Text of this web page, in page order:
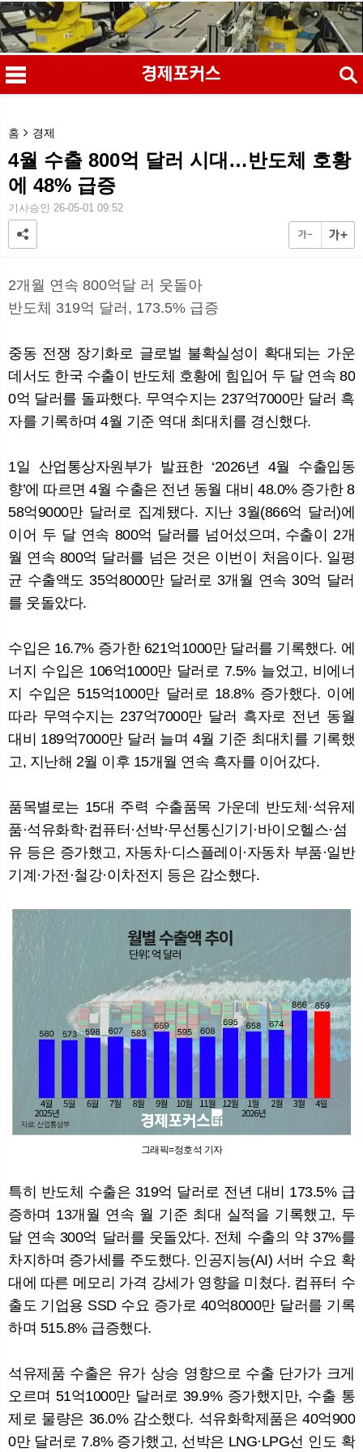
메
홈 경제
4월 수출 800억 달러 시대…반도체 호황
에 48% 급증
기사승인 26-05-01 09:52
2개월 연속 800억달 러 웃돌아
반도체 319억 달러, 173.5% 급증
중동 전쟁 장기화로 글로벌 불확실성이 확대되는 가운
데서도 한국 수출이 반도체 호황에 힘입어 두 달 연속 80
0억 달러를 돌파했다. 무역수지는 237억7000만 달러 흑
자를 기록하며 4월 기준 역대 최대치를 경신했다.
1일 산업통상자원부가 발표한 ‘2026년 4월 수출입동
향’에 따르면 4월 수출은 전년 동월 대비 48.0% 증가한 8
58억9000만 달러로 집계됐다. 지난 3월(866억 달러)에
이어 두 달 연속 800억 달러를 넘어섰으며, 수출이 2개
월 연속 800억 달러를 넘은 것은 이번이 처음이다. 일평
균 수출액도 35억8000만 달러로 3개월 연속 30억 달러
를 웃돌았다.
수입은 16.7% 증가한 621억1000만 달러를 기록했다. 에
너지 수입은 106억1000만 달러로 7.5% 늘었고, 비에너
지 수입은 515억1000만 달러로 18.8% 증가했다. 이에
따라 무역수지는 237억7000만 달러 흑자로 전년 동월
대비 189억7000만 달러 늘며 4월 기준 최대치를 기록했
고, 지난해 2월 이후 15개월 연속 흑자를 이어갔다.
품목별로는 15대 주력 수출품목 가운데 반도체·석유제
품·석유화학·컴퓨터·선박·무선통신기기·바이오헬스·섬
유 등은 증가했고, 자동차·디스플레이·자동차 부품·일반
기계·가전·철강·이차전지 등은 감소했다.
그래픽=정호석 기자
특히 반도체 수출은 319억 달러로 전년 대비 173.5% 급
증하며 13개월 연속 월 기준 최대 실적을 기록했고, 두
달 연속 300억 달러를 웃돌았다. 전체 수출의 약 37%를
차지하며 증가세를 주도했다. 인공지능(AI) 서버 수요 확
대에 따른 메모리 가격 강세가 영향을 미쳤다. 컴퓨터 수
출도 기업용 SSD 수요 증가로 40억8000만 달러를 기록
하며 515.8% 급증했다.
석유제품 수출은 유가 상승 영향으로 수출 단가가 크게
오르며 51억1000만 달러로 39.9% 증가했지만, 수출 통
제로 물량은 36.0% 감소했다. 석유화학제품은 40억900
0만 달러로 7.8% 증가했고, 선박은 LNG·LPG선 인도 확